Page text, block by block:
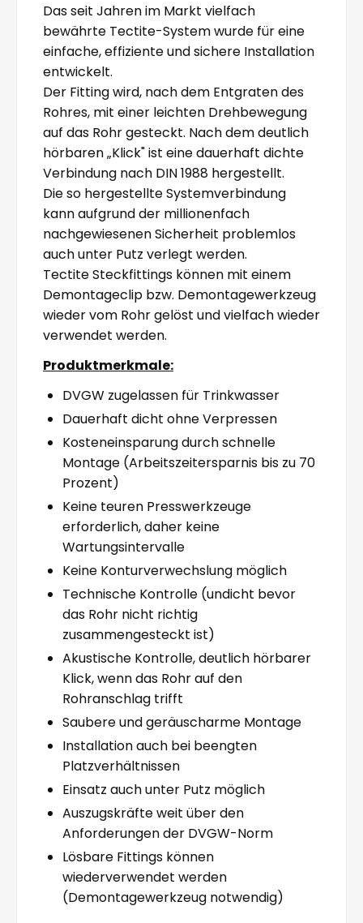
Das seit Jahren im Markt vielfach
bewährte Tectite-System wurde für eine
einfache, effiziente und sichere Installation
entwickelt.
Der Fitting wird, nach dem Entgraten des
Rohres, mit einer leichten Drehbewegung
auf das Rohr gesteckt. Nach dem deutlich
hörbaren „Klick" ist eine dauerhaft dichte
Verbindung nach DIN 1988 hergestellt.
Die so hergestellte Systemverbindung
kann aufgrund der millionenfach
nachgewiesenen Sicherheit problemlos
auch unter Putz verlegt werden.
Tectite Steckfittings können mit einem
Demontageclip bzw. Demontagewerkzeug
wieder vom Rohr gelöst und vielfach wieder
verwendet werden.
Produktmerkmale:
DVGW zugelassen für Trinkwasser
Dauerhaft dicht ohne Verpressen
Kosteneinsparung durch schnelle
Montage (Arbeitszeitersparnis bis zu 70
Prozent)
Keine teuren Presswerkzeuge
erforderlich, daher keine
Wartungsintervalle
Keine Konturverwechslung möglich
Technische Kontrolle (undicht bevor
das Rohr nicht richtig
zusammengesteckt ist)
Akustische Kontrolle, deutlich hörbarer
Klick, wenn das Rohr auf den
Rohranschlag trifft
Saubere und geräuscharme Montage
Installation auch bei beengten
Platzverhältnissen
Einsatz auch unter Putz möglich
Auszugskräfte weit über den
Anforderungen der DVGW-Norm
Lösbare Fittings können
wiederverwendet werden
(Demontagewerkzeug notwendig)